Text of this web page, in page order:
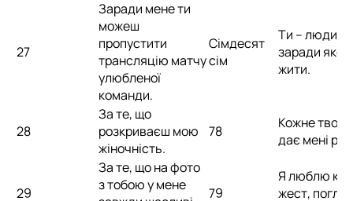
27
Заради мене ти
можеш
пропустити
трансляцію матчу
улюбленої
команди.
Сімдесят
сім
Ти –
заради
жити.
28
За те, що
розкриваєш мою
жіночність.
78
Кожне твоє
дає мені
29
За те, що на фото
з тобою у мене
79
Я люблю
жест,